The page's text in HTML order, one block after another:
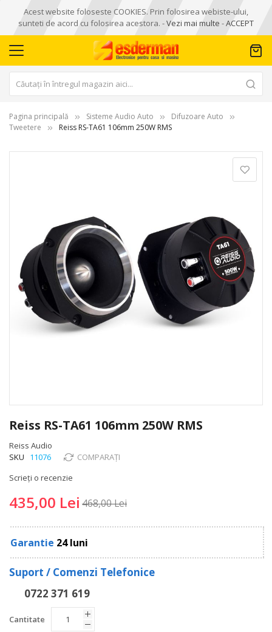
Acest website foloseste COOKIES. Prin folosirea webiste-ului,
sunteti de acord cu folosirea acestora. -Vezi mai multe -ACCEPT
Pagina principală Sisteme Audio Auto
Difuzoare Auto
Tweetere
Reiss RS-TA61 106mm 250W RMS
to
the
beginning
of
images
Reiss RS-TA61 106mm 250W RMS
Reiss Audio
SKU
11076
COMPARAȚI
Scrieți o recenzie
435,00 Lei 468,00 Lei
Garantie 24 luni
Suport / Comenzi Telefonice
0722 371 619
Cantitate